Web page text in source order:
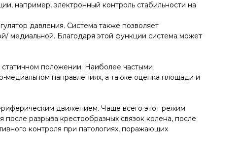
например, электронный контроль стабильности на
давления. Система также позволяет
медиальной. Благодаря этой функции система может
положении. Наиболее частыми
медиальном направлениях, а также оценка площади и
движением. Чаще всего этот режим
разрыва крестообразных связок колена, после
контроля при патологиях, поражающих